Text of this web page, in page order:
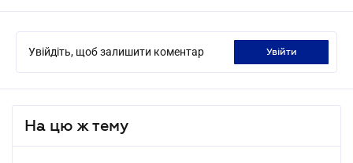
Увійдіть, щоб залишити коментар увійти
На цю ж тему